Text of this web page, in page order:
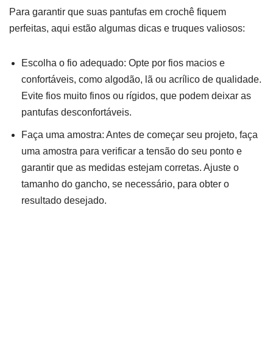
Para garantir que suas pantufas em crochê fiquem
perfeitas, aqui estão algumas dicas e truques valiosos:
Escolha o fio adequado: Opte por fios macios e
confortáveis, como algodão, lã ou acrílico de qualidade.
Evite fios muito finos ou rígidos, que podem deixar as
pantufas desconfortáveis.
Faça uma amostra: Antes de começar seu projeto, faça
uma amostra para verificar a tensão do seu ponto e
garantir que as medidas estejam corretas. Ajuste o
tamanho do gancho, se necessário, para obter o
resultado desejado.